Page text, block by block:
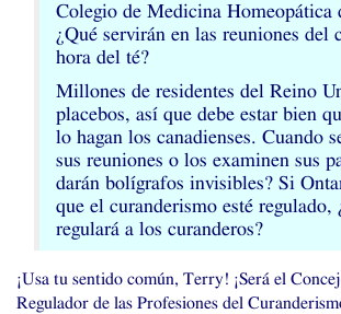
Colegio de Medicina Homeopática
¿Qué servirán en las reuniones del
hora del té?
Millones de residentes del Reino
placebos, así que debe estar bien
lo hagan los canadienses. Cuando
sus reuniones o los examinen sus
darán bolígrafos invisibles? Si
que el curanderismo esté regulado,
regulará a los curanderos?
¡Usa tu sentido común, Terry! ¡Será el
Regulador de las Profesiones del